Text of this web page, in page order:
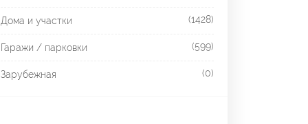
Дома и участки (1428)
Гаражи / парковки (599)
Зарубежная (0)